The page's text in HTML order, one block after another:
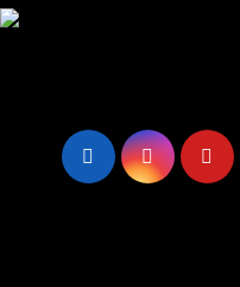
Hoppa